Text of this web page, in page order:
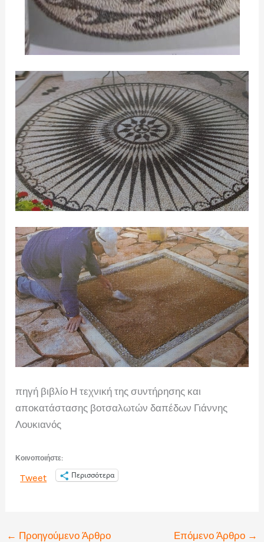
πηγή βιβλίο Η τεχνική της συντήρησης και
αποκατάστασης βοτσαλωτών δαπέδων Γιάννης
Λουκιανός
Κοινοποιήστε:
Tweet Περισσότερα
← Προηγούμενο Άρθρο Επόμενο Άρθρο →